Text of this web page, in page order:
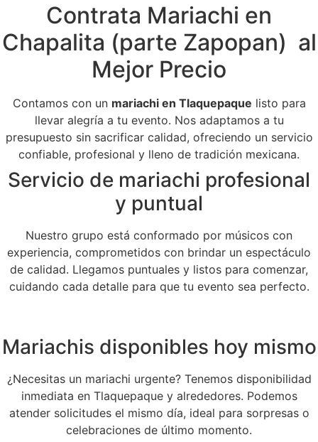
Contrata Mariachi en
Chapalita (parte Zapopan) al
Mejor Precio
Contamos con un mariachi en Tlaquepaque listo para
llevar alegría a tu evento. Nos adaptamos a tu
presupuesto sin sacrificar calidad, ofreciendo un servicio
confiable, profesional y lleno de tradición mexicana.
Servicio de mariachi profesional
y puntual
Nuestro grupo está conformado por músicos con
experiencia, comprometidos con brindar un espectáculo
de calidad. Llegamos puntuales y listos para comenzar,
cuidando cada detalle para que tu evento sea perfecto.
Mariachis disponibles hoy mismo
¿Necesitas un mariachi urgente? Tenemos disponibilidad
inmediata en Tlaquepaque y alrededores. Podemos
atender solicitudes el mismo día, ideal para sorpresas o
celebraciones de último momento.